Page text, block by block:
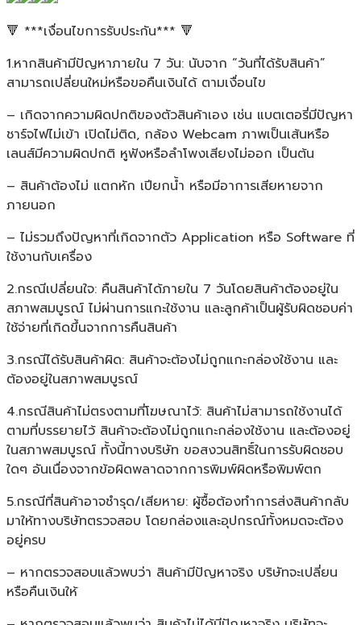
🔻 ***เงื่อนไขการรับประกัน*** 🔻
1.หากสินค้ามีปัญหาภายใน 7 วัน: นับจาก “วันที่ได้รับสินค้า”
สามารถเปลี่ยนใหม่หรือขอคืนเงินได้ ตามเงื่อนไข
– เกิดจากความผิดปกติของตัวสินค้าเอง เช่น แบตเตอรี่มีปัญหา
ชาร์จไฟไม่เข้า เปิดไม่ติด, กล้อง Webcam ภาพเป็นเส้นหรือ
เลนส์มีความผิดปกติ หูฟังหรือลำโพงเสียงไม่ออก เป็นต้น
– สินค้าต้องไม่ แตกหัก เปียกน้ำ หรือมีอาการเสียหายจาก
ภายนอก
– ไม่รวมถึงปัญหาที่เกิดจากตัว Application หรือ Software ที่
ใช้งานกับเครื่อง
2.กรณีเปลี่ยนใจ: คืนสินค้าได้ภายใน 7 วันโดยสินค้าต้องอยู่ใน
สภาพสมบูรณ์ ไม่ผ่านการแกะใช้งาน และลูกค้าเป็นผู้รับผิดชอบค่า
ใช้จ่ายที่เกิดขึ้นจากการคืนสินค้า
3.กรณีได้รับสินค้าผิด: สินค้าจะต้องไม่ถูกแกะกล่องใช้งาน และ
ต้องอยู่ในสภาพสมบูรณ์
4.กรณีสินค้าไม่ตรงตามที่โฆษณาไว้: สินค้าไม่สามารถใช้งานได้
ตามที่บรรยายไว้ สินค้าจะต้องไม่ถูกแกะกล่องใช้งาน และต้องอยู่
ในสภาพสมบูรณ์ ทั้งนี้ทางบริษัท ขอสงวนสิทธิ์ในการรับผิดชอบ
ใดๆ อันเนื่องจากข้อผิดพลาดจากการพิมพ์ผิดหรือพิมพ์ตก
5.กรณีที่สินค้าอาจชำรุด/เสียหาย: ผู้ซื้อต้องทำการส่งสินค้ากลับ
มาให้ทางบริษัทตรวจสอบ โดยกล่องและอุปกรณ์ทั้งหมดจะต้อง
อยู่ครบ
– หากตรวจสอบแล้วพบว่า สินค้ามีปัญหาจริง บริษัทจะเปลี่ยน
หรือคืนเงินให้